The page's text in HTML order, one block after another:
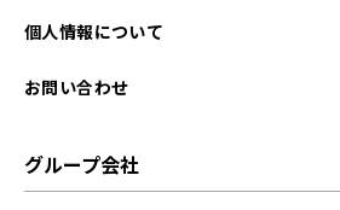
個人情報について
お問い合わせ
グループ会社